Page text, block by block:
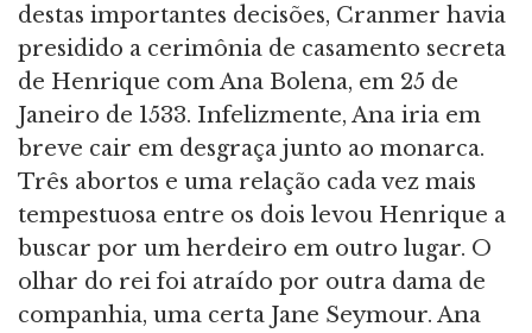
destas importantes decisões, Cranmer havia
presidido a cerimônia de casamento secreta
de Henrique com Ana Bolena, em 25 de
Janeiro de 1533. Infelizmente, Ana iria em
breve cair em desgraça junto ao monarca.
Três abortos e uma relação cada vez mais
tempestuosa entre os dois levou Henrique a
buscar por um herdeiro em outro lugar. O
olhar do rei foi atraído por outra dama de
companhia, uma certa Jane Seymour. Ana